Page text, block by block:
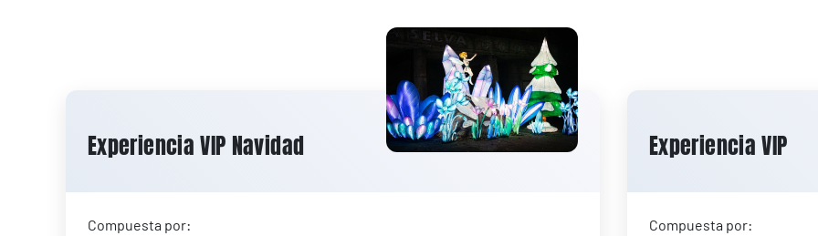
Experiencia VIP Navidad
Compuesta por:
Experiencia VIP
Compuesta por: